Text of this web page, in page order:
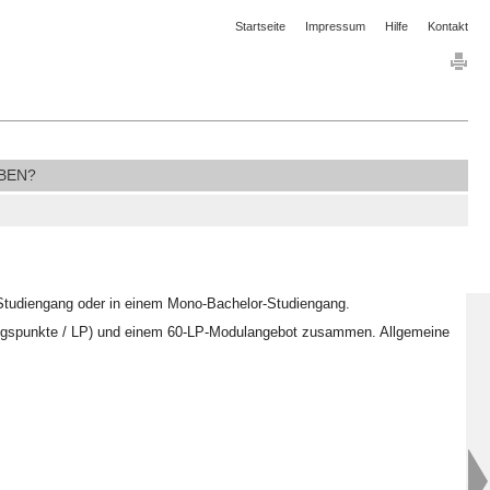
Startseite Impressum Hilfe Kontakt
oder in einem Mono-Bachelor-Studiengang.
/ LP) und einem 60-LP-Modulangebot zusammen. Allgemeine